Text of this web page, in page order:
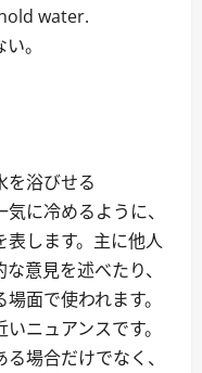
water.
。
を浴びせる
に冷めるように、
します。主に他人
意見を述べたり、
面で使われます。
ニュアンスです。
場合だけでなく、